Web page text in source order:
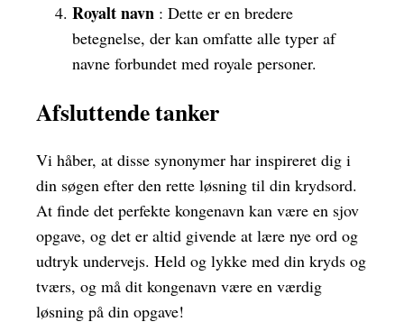
Royalt navn : Dette er en bredere
betegnelse, der kan omfatte alle typer af
navne forbundet med royale personer.
Afsluttende tanker
Vi håber, at disse synonymer har inspireret dig i
din søgen efter den rette løsning til din krydsord.
At finde det perfekte kongenavn kan være en sjov
opgave, og det er altid givende at lære nye ord og
udtryk undervejs. Held og lykke med din kryds og
tværs, og må dit kongenavn være en værdig
løsning på din opgave!